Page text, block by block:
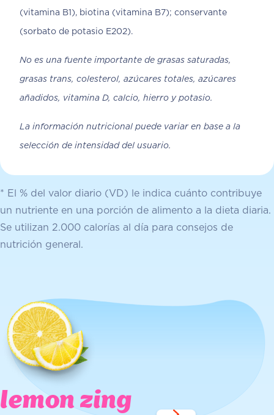
(vitamina B1), biotina (vitamina B7); conservante
(sorbato de potasio E202).
No es una fuente importante de grasas saturadas,
grasas trans, colesterol, azúcares totales, azúcares
añadidos, vitamina D, calcio, hierro y potasio.
La información nutricional puede variar en base a la
selección de intensidad del usuario.
* El % del valor diario (VD) le indica cuánto contribuye
un nutriente en una porción de alimento a la dieta diaria.
Se utilizan 2.000 calorías al día para consejos de
nutrición general.
lemon zing